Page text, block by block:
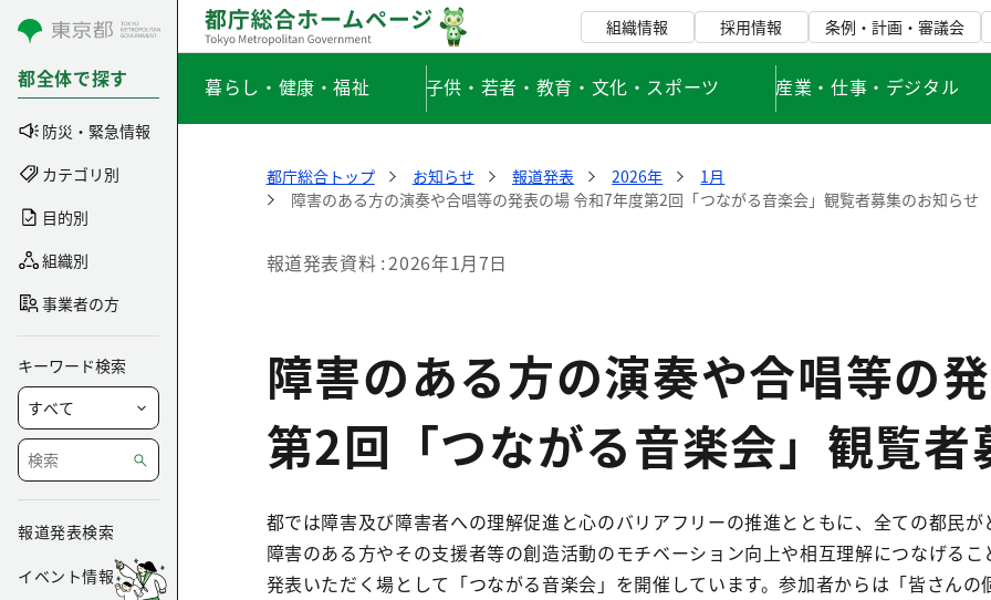
コンテンツにスキップ
都全体で探す
防災・緊急情報
カテゴリ別
目的別
組織別
事業者の方
キーワード検索
報道発表検索
イベント情報
組織情報 採用情報 条例・計画・審議会
暮らし・健康・福祉 子供・若者・教育・文化・スポーツ 産業・仕事・デジタル
都庁総合トップ お知らせ 報道発表 2026年
1月
障害のある方の演奏や合唱等の発表の場 令和7年度第2回「つながる音楽会」観覧者募集のお知らせ
報道発表資料 2026年1月7日
障害のある方の演奏や合唱等の
第2回「つながる音楽会」観覧
都では障害及び障害者への理解促進と心のバリアフリーの推進とともに、全ての都民
障害のある方やその支援者等の創造活動のモチベーション向上や相互理解につなげる
発表いただく場として「つながる音楽会」を開催しています。参加者からは「皆さん